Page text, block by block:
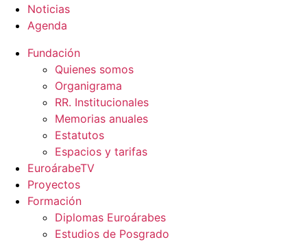
Noticias
Agenda
Fundación
Quienes somos
Organigrama
RR. Institucionales
Memorias anuales
Estatutos
Espacios y tarifas
EuroárabeTV
Proyectos
Formación
Diplomas Euroárabes
Estudios de Posgrado